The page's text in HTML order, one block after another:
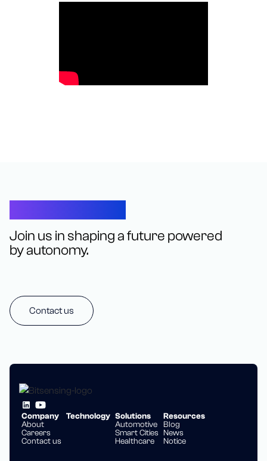
Join us in shaping a future powered
by autonomy.
Contact us
Company
About
Careers
Contact us
Technology Solutions
Automotive
Smart Cities
Healthcare
Resources
Blog
News
Notice